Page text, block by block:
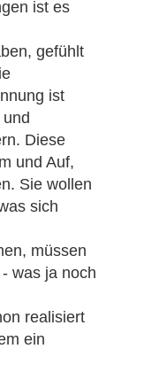
ist es
gefühlt
ist
Diese
und Auf,
Sie wollen
sich
müssen
was ja noch
realisiert
ein